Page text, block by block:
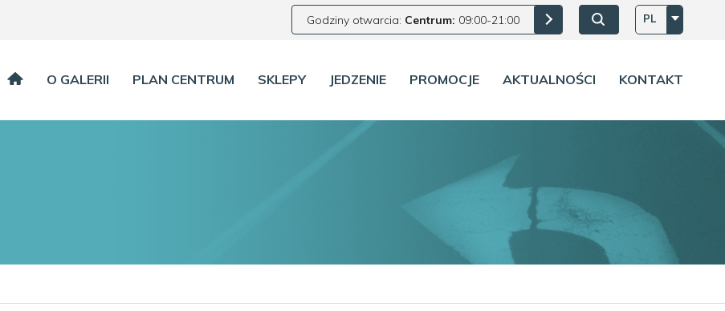
PL
Godziny otwarcia: Centrum: 09:00-21:00
O GALERII PLAN CENTRUM SKLEPY JEDZENIE PROMOCJE AKTUALNOŚCI KONTAKT